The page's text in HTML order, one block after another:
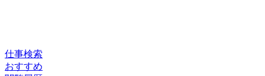
仕事検索
おすすめ